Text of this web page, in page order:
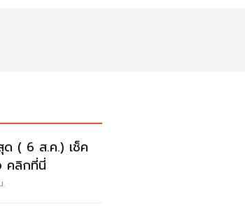
ด ( 6 ส.ค.) เช็ค
คลิกที่นี่
.